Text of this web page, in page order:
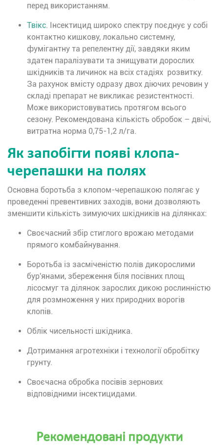
перед використанням.
Твікс. Інсектицид широко спектру поєднує у собі
контактно кишкову, локально системну,
фумігантну та репелентну дії, завдяки яким
здатен паралізувати та знищувати дорослих
шкідників та личинок на всіх стадіях розвитку.
За рахунок вмісту одразу двох діючих речовин у
складі препарат не викликає резистентності.
Може використовуватись протягом всього
сезону. Рекомендована кількість обробок – двічі,
витратна норма 0,75-1,2 л/га.
Як запобігти появі клопа-
черепашки на полях
Основна боротьба з клопом-черепашкою полягає у
проведенні превентивних заходів, вони дозволяють
зменшити кількість зимуючих шкідників на ділянках:
Своєчасний збір стиглого врожаю методами
прямого комбайнування.
Боротьба із засміченістю полів дикорослими
бур'янами, збереження біля посівних площ
лісосмуг та ділянок зарослих дикою рослинністю
для розмноження у них природних ворогів
клопів.
Облік чисельності шкідника.
Дотримання агротехніки і технології обробітку
грунту.
Своєчасна обробка посівів зернових
відповідними інсектицидами.
Рекомендовані продукти